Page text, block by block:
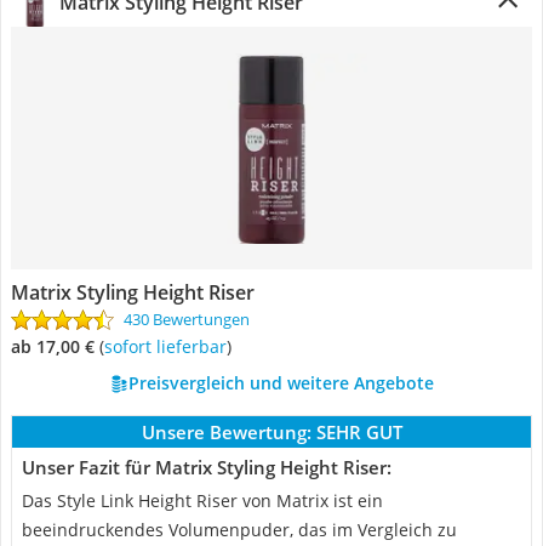
Matrix Styling Height Riser
430 Bewertungen
ab 17,00 € ( Sofort lieferbar)
Preisvergleich und weitere Angebote
Unsere Bewertung: SEHR GUT
Unser Fazit für Matrix Styling Height Riser:
Das Style Link Height Riser von Matrix ist ein
beeindruckendes Volumenpuder, das im Vergleich zu